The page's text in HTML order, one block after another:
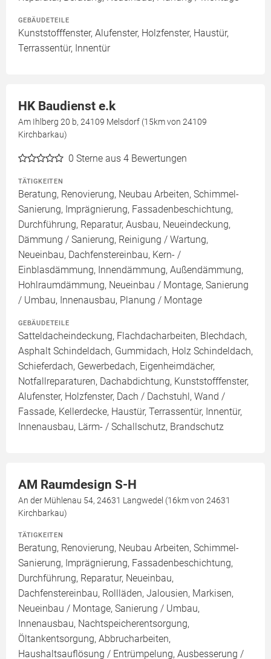
GEBÄUDETEILE
Kunststofffenster, Alufenster, Holzfenster, Haustür,
Terrassentür, Innentür
HK Baudienst e.k
Am Ihlberg 20 b, 24109 Melsdorf (15km von 24109
Kirchbarkau)
0 Sterne aus 4 Bewertungen
TÄTIGKEITEN
Beratung, Renovierung, Neubau Arbeiten, Schimmel-
Sanierung, Imprägnierung, Fassadenbeschichtung,
Durchführung, Reparatur, Ausbau, Neueindeckung,
Dämmung / Sanierung, Reinigung / Wartung,
Neueinbau, Dachfenstereinbau, Kern- /
Einblasdämmung, Innendämmung, Außendämmung,
Hohlraumdämmung, Neueinbau / Montage, Sanierung
/ Umbau, Innenausbau, Planung / Montage
GEBÄUDETEILE
Satteldacheindeckung, Flachdacharbeiten, Blechdach,
Asphalt Schindeldach, Gummidach, Holz Schindeldach,
Schieferdach, Gewerbedach, Eigenheimdächer,
Notfallreparaturen, Dachabdichtung, Kunststofffenster,
Alufenster, Holzfenster, Dach / Dachstuhl, Wand /
Fassade, Kellerdecke, Haustür, Terrassentür, Innentür,
Innenausbau, Lärm- / Schallschutz, Brandschutz
AM Raumdesign S-H
An der Mühlenau 54, 24631 Langwedel (16km von 24631
Kirchbarkau)
TÄTIGKEITEN
Beratung, Renovierung, Neubau Arbeiten, Schimmel-
Sanierung, Imprägnierung, Fassadenbeschichtung,
Durchführung, Reparatur, Neueinbau,
Dachfenstereinbau, Rollläden, Jalousien, Markisen,
Neueinbau / Montage, Sanierung / Umbau,
Innenausbau, Nachtspeicherentsorgung,
Öltankentsorgung, Abbrucharbeiten,
Haushaltsauflösung / Entrümpelung, Ausbesserung /